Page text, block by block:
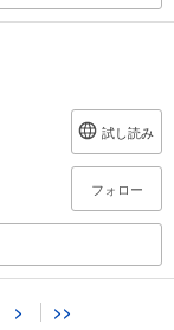
試し読み
フォロー
> >>